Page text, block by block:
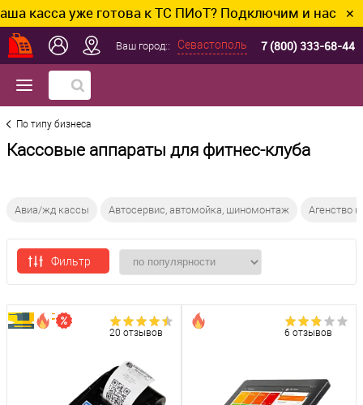
уже готова к ТС ПИоТ? Подключим и настроим без✕
Ваш город:: Севастополь 7 (800) 333-68-44
По типу бизнеса
Кассовые аппараты для фитнес-клуба
Авиа/жд кассы Автосервис, автомойка, шиномонтаж Агенство
Фильтр
20 отзывов 6 отзывов